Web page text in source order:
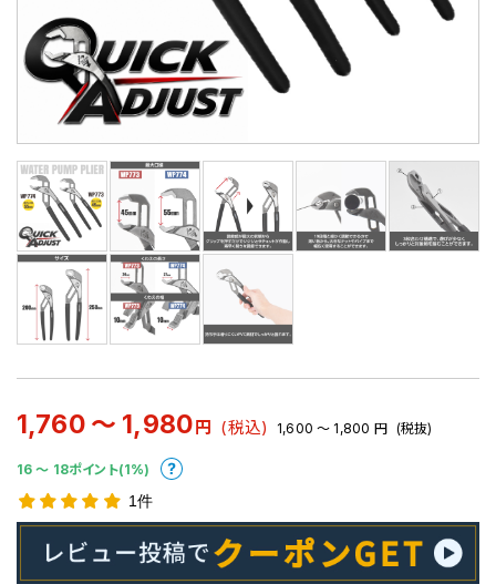
1,760 ～ 1,980円 (税込) 1,600 ～ 1,800 円 (税抜)
16 〜 18ポイント(1%)
1件